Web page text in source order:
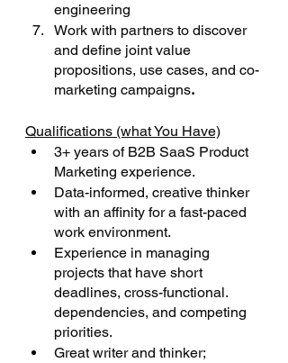
engineering
Work with partners to discover
and define joint value
propositions, use cases, and co-
marketing campaigns.
Qualifications (what You Have)
3+ years of B2B SaaS Product
Marketing experience.
Data-informed, creative thinker
with an affinity for a fast-paced
work environment.
Experience in managing
projects that have short
deadlines, cross-functional.
dependencies, and competing
priorities.
Great writer and thinker;